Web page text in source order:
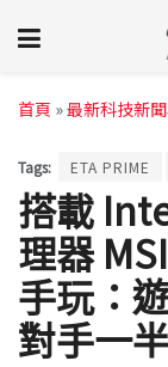
首頁 »最新科技新
Tags: ETA PRIME
搭載
理器
手玩：
對手一